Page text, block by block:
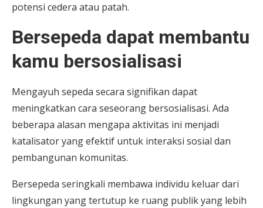
potensi cedera atau patah.
Bersepeda dapat membantu
kamu bersosialisasi
Mengayuh sepeda secara signifikan dapat
meningkatkan cara seseorang bersosialisasi. Ada
beberapa alasan mengapa aktivitas ini menjadi
katalisator yang efektif untuk interaksi sosial dan
pembangunan komunitas.
Bersepeda seringkali membawa individu keluar dari
lingkungan yang tertutup ke ruang publik yang lebih